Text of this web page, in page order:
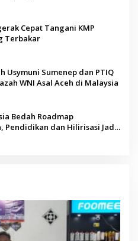
Cepat Tangani KMP
Terbakar
Usymuni Sumenep dan PTIQ
WNI Asal Aceh di Malaysia
Bedah Roadmap
Pendidikan dan Hilirisasi Jadi